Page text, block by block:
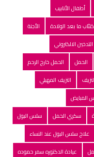
أطفال الأنابيب
ما بعد الولادة
الأجنة
التدخين الالكتروني
الحمل
الحمل خارج الرحم
النزيف المهبلي
المبايض
سكري الحمل
سلس البول
علاج سلس البول عند النساء
عيادة الدكتوره سمر حموده